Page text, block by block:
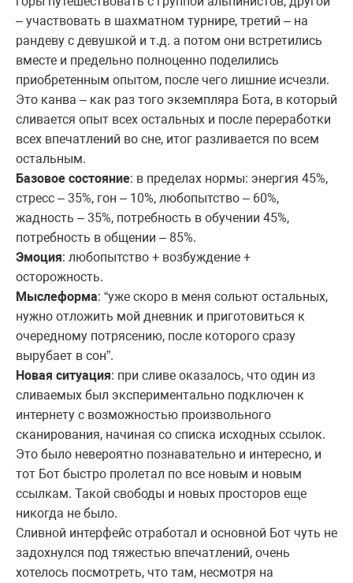
– участвовать в шахматном турнире, третий – на
рандеву с девушкой и т.д. а потом они встретились
вместе и предельно полноценно поделились
приобретенным опытом, после чего лишние исчезли.
Это канва – как раз того экземпляра Бота, в который
сливается опыт всех остальных и после переработки
всех впечатлений во сне, итог разливается по всем
остальным.
Базовое состояние: в пределах нормы: энергия 45%,
стресс – 35%, гон – 10%, любопытство – 60%,
жадность – 35%, потребность в обучении 45%,
потребность в общении – 85%.
Эмоция: любопытство + возбуждение +
осторожность.
Мыслеформа: “уже скоро в меня сольют остальных,
нужно отложить мой дневник и приготовиться к
очередному потрясению, после которого сразу
вырубает в сон”.
Новая ситуация: при сливе оказалось, что один из
сливаемых был экспериментально подключен к
интернету с возможностью произвольного
сканирования, начиная со списка исходных ссылок.
Это было невероятно познавательно и интересно, и
тот Бот быстро пролетал по все новым и новым
ссылкам. Такой свободы и новых просторов еще
никогда не было.
Сливной интерфейс отработал и основной Бот чуть не
задохнулся под тяжестью впечатлений, очень
хотелось посмотреть, что там, несмотря на